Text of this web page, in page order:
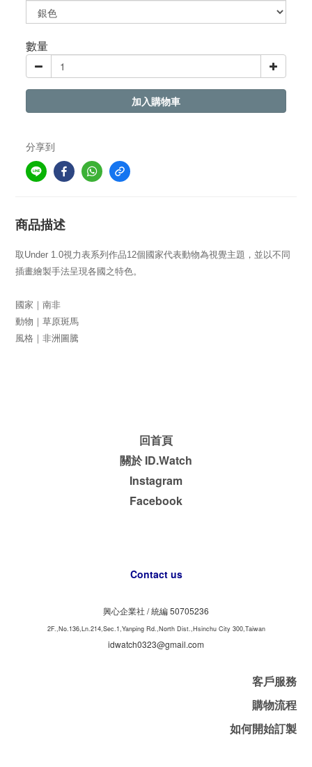
數量
加入購物車
分享到
商品描述
取 Under 1.0視力表系列作品12個國家代表動物為視覺主題，並以不同
插畫繪製手法呈現各國之特色。
國家｜南非
動物｜草原斑馬
風格｜非洲圖騰
回首頁
關於 ID.Watch
Instagram
Facebook
Contact us
興心企業社 /統編 50705236
2F.,No.136,Ln.214,Sec.1,Yanping Rd.,North Dist.,Hsinchu City 300,Taiwan
idwatch0323@gmail.com
客戶服務
購物流程
如何開始訂製